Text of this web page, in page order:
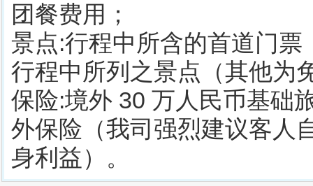
团餐费用；
景点:行程中所含的首道门
行程中所列之景点（其他为
保险:境外 30 万人民币基础
外保险（我司强烈建议客人
身利益）。